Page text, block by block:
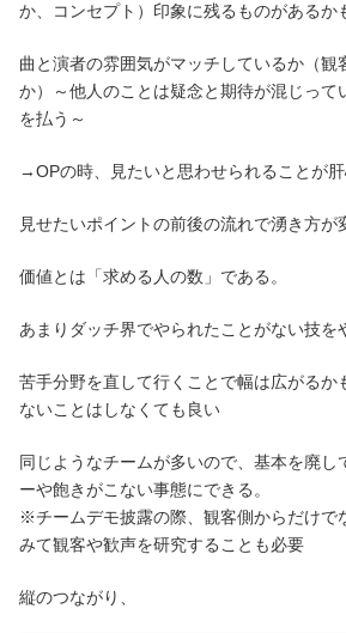
か、コンセプト）印象に残るものがあるか
曲と演者の雰囲気がマッチしているか（観
か）～他人のことは疑念と期待が混じって
を払う～
→OPの時、見たいと思わせられることが
見せたいポイントの前後の流れで湧き方が
価値とは「求める人の数」である。
あまりダッチ界でやられたことがない技を
苦手分野を直して行くことで幅は広がるか
ないことはしなくても良い
同じようなチームが多いので、基本を廃し
ーや飽きがこない事態にできる。
※チームデモ披露の際、観客側からだけで
みて観客や歓声を研究することも必要
縦のつながり、